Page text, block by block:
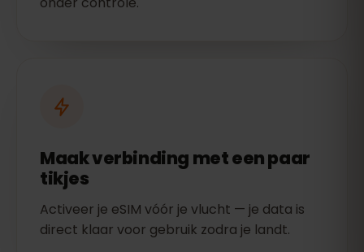
Maak verbinding met een paar
tikjes
Activeer je eSIM vóór je vlucht — je data is
direct klaar voor gebruik zodra je landt.